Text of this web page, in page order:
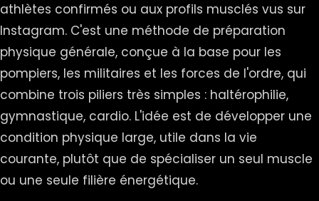
athlètes confirmés ou aux profils musclés vus sur
Instagram. C'est une méthode de préparation
physique générale, conçue à la base pour les
pompiers, les militaires et les forces de l'ordre, qui
combine trois piliers très simples : haltérophilie,
gymnastique, cardio. L'idée est de développer une
condition physique large, utile dans la vie
courante, plutôt que de spécialiser un seul muscle
ou une seule filière énergétique.